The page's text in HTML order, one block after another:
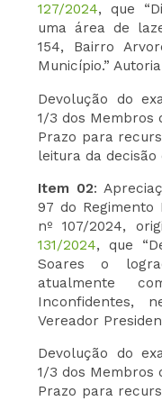
127/2024, que
uma área de
154, Bairro
Município.”
Devolução do
1/3 dos Membros
Prazo para
leitura da decisão
Item 02:
97 do
nº 107/2024,
131/2024, que
Soares o
atualmente
Inconfidentes,
Vereador
Devolução do
1/3 dos Membros
Prazo para